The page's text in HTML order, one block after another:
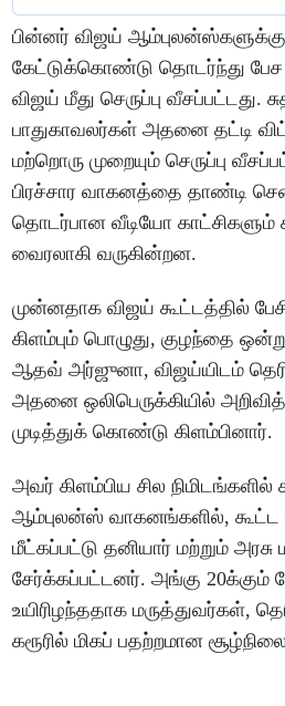
பின்னர் விஜய்
கேட்டுக்கொண்டு தொடர்ந்து பேச
விஜய் மீது செருப்பு வீசப்பட்டது.
பாதுகாவலர்கள் அதனை தட்டி
மற்றொரு முறையும் செருப்பு
பிரச்சார வாகனத்தை தாண்டி
தொடர்பான வீடியோ
வைரலாகி வருகின்றன.
முன்னதாக விஜய் கூட்டத்தில் பேசி
கிளம்பும் பொழுது, குழந்தை
ஆதவ் அர்ஜுனா, விஜய்யிடம்
அதனை ஒலிபெருக்கியில்
முடித்துக் கொண்டு கிளம்பினார்.
அவர் கிளம்பிய சில நிமிடங்களில்
ஆம்புலன்ஸ் வாகனங்களில், கூட்ட
மீட்கப்பட்டு தனியார் மற்றும்
சேர்க்கப்பட்டனர். அங்கு 20க்கும்
உயிரிழந்ததாக மருத்துவர்கள்,
கரூரில் மிகப் பதற்றமான